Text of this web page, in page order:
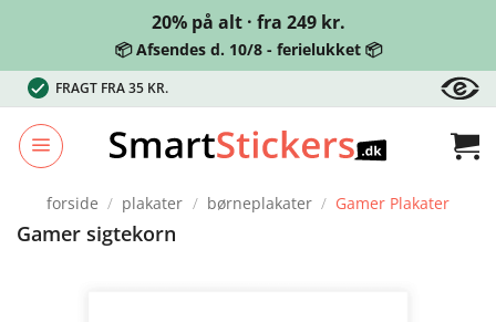
20% på alt · fra 249 kr.
📦 Afsendes d. 10/8 - ferielukket 📦
Fortsæt
til
indhold
FRAGT FRA 35 KR.
forside / plakater / børneplakater / Gamer Plakater
Gamer sigtekorn